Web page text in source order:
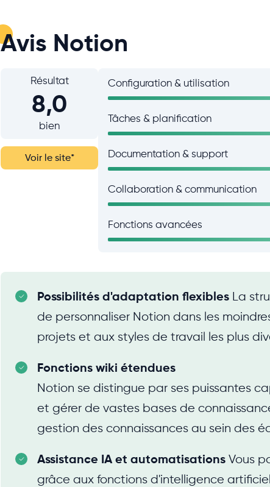
Avis Notion
Résultat
8,0
bien
Voir le site*
Configuration & utilisation
Tâches & planification
Documentation & support
Collaboration & communication
Fonctions avancées
Possibilités d'adaptation flexibles La
de personnaliser Notion dans les
projets et aux styles de travail les plus
Fonctions wiki étendues
Notion se distingue par ses puissantes
et gérer de vastes bases de
gestion des connaissances au sein des
Assistance IA et automatisations Vous
grâce aux fonctions d'intelligence